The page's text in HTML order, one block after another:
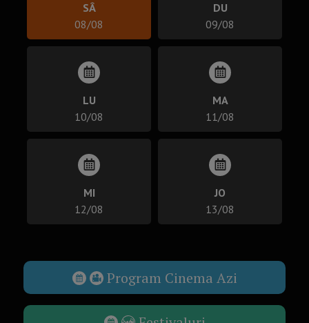
SÂ
08/08
DU
09/08
LU
10/08
MA
11/08
MI
12/08
JO
13/08
Program Cinema Azi